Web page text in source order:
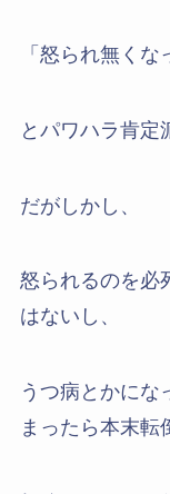
「怒られ無く
とパワハラ肯定
だがしかし、
怒られるのを必
はないし、
うつ病とかにな
まったら本末転